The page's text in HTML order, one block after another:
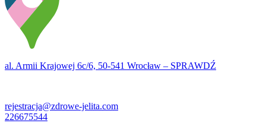
al. Armii Krajowej 6c/6, 50-541 Wrocław – SPRAWDŹ
rejestracja@zdrowe-jelita.com
226675544